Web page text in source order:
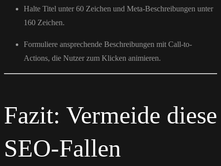
Halte Titel unter 60 Zeichen und Meta-Beschreibungen unter
160 Zeichen.
Formuliere ansprechende Beschreibungen mit Call-to-
Actions, die Nutzer zum Klicken animieren.
Fazit: Vermeide diese
SEO-Fallen